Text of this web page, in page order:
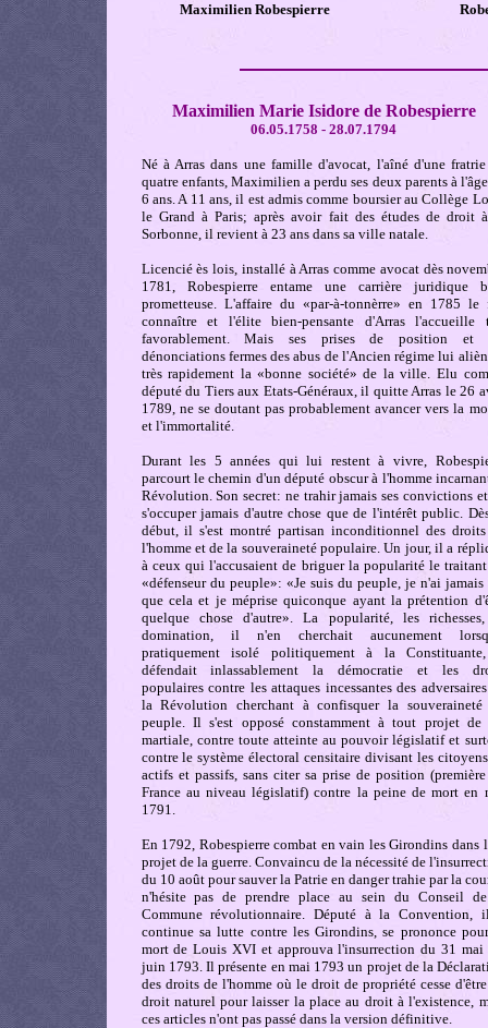
Maximilien Robespierre
Maximilien Marie Isidore de Robespierre
06.05.1758 - 28.07.1794
Né à Arras dans une famille d'avocat, l'aîné d'une
quatre enfants, Maximilien a perdu ses deux parents à
6 ans. A 11 ans, il est admis comme boursier au Collège
le Grand à Paris; après avoir fait des études de droit
Sorbonne, il revient à 23 ans dans sa ville natale.
Licencié ès lois, installé à Arras comme avocat dès
1781, Robespierre entame une carrière juridique
prometteuse. L'affaire du «par-à-tonnèrre» en 1785 le
connaître et l'élite bien-pensante d'Arras l'accueille
favorablement. Mais ses prises de position et
dénonciations fermes des abus de l'Ancien régime lui
très rapidement la «bonne société» de la ville. Elu
député du Tiers aux Etats-Généraux, il quitte Arras le 26
1789, ne se doutant pas probablement avancer vers la
et l'immortalité.
Durant les 5 années qui lui restent à vivre,
parcourt le chemin d'un député obscur à l'homme
Révolution. Son secret: ne trahir jamais ses convictions
s'occuper jamais d'autre chose que de l'intérêt public.
début, il s'est montré partisan inconditionnel des
l'homme et de la souveraineté populaire. Un jour, il a
à ceux qui l'accusaient de briguer la popularité le
«défenseur du peuple»: «Je suis du peuple, je n'ai jamais
que cela et je méprise quiconque ayant la prétention
quelque chose d'autre». La popularité, les
domination, il n'en cherchait aucunement
pratiquement isolé politiquement à la
défendait inlassablement la démocratie et les
populaires contre les attaques incessantes des
la Révolution cherchant à confisquer la
peuple. Il s'est opposé constamment à tout projet
martiale, contre toute atteinte au pouvoir législatif et
contre le système électoral censitaire divisant les
actifs et passifs, sans citer sa prise de position
France au niveau législatif) contre la peine de mort en
1791.
En 1792, Robespierre combat en vain les Girondins dans
projet de la guerre. Convaincu de la nécessité de
du 10 août pour sauver la Patrie en danger trahie par la
n'hésite pas de prendre place au sein du Conseil
Commune révolutionnaire. Député à la Convention,
continue sa lutte contre les Girondins, se prononce
mort de Louis XVI et approuva l'insurrection du 31
juin 1793. Il présente en mai 1793 un projet de la
des droits de l'homme où le droit de propriété cesse
droit naturel pour laisser la place au droit à l'existence,
ces articles n'ont pas passé dans la version définitive.